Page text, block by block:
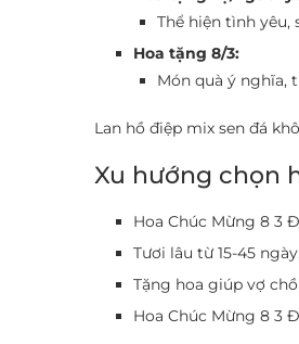
Thể hiện tình yêu,
Hoa tặng 8/3:
Món quà ý nghĩa,
Lan hồ điệp mix sen đá
Xu hướng chọn
Hoa Chúc Mừng 8 3
Tươi lâu từ 15-45
Tặng hoa giúp vợ
Hoa Chúc Mừng 8 3